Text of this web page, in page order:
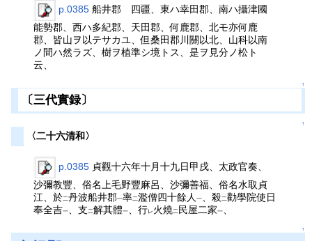
p.0385 船井郡 四疆、東ハ幸田郡、南ハ攝津國
能勢郡、西ハ多紀郡、天田郡、何鹿郡、北モ亦何鹿
郡、皆山ヲ以テサカユ、但桑田郡川關以北、山科以南
ノ間ハ然ラズ、樹ヲ植準シ境トス、是ヲ見分ノ松ト
云、
↑
〔三代實録〕
↑
〈二十六清和〉
p.0385 貞觀十六年十月十九日甲戌、太政官奏、
沙彌教豐、俗名上毛野豐麻呂、沙彌善福、俗名水取貞
江、於二丹波船井郡一率二濫僧四十餘人一 、殺二勸學院使日
奉全吉一 、支二解其體一 、行レ 火燒二 民屋二家一
↑